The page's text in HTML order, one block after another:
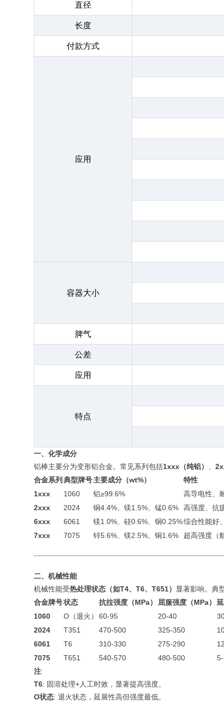
直径
长度
付款方式
应用
容器大小
脾气
公差
应用
特点
一、化学成分
铝棒主要分为变形铝合金。常见系列包括1xxx（纯铝） 、
合金系列 典型牌号主要成分（wt%）
特性
1xxx
1060 铝≥99.6%
高导电性、
2xxx
2024 铜4.4%、镁1.5%、锰0.6%
高强度、抗
6xxx
6061 镁1.0%、硅0.6%、铜0.25%综合性能好
7xxx
7075 锌5.6%、镁2.5%、铜1.6% 超高强度（
二、机械性能
机械性能受热处理状态（如T4、T6、T651） 显著影响。典
合金牌号状态 抗拉强度（MPa） 屈服强度（MPa）
1060
O（退火） 60-95 20-40
2024
T351 470-500 325-350
6061
T6 310-330 275-290
7075
T651 540-570 480-500
注:
T6: 固溶处理+人工时效，显著提高强度。
O状态: 退火状态，延展性高但强度最低。